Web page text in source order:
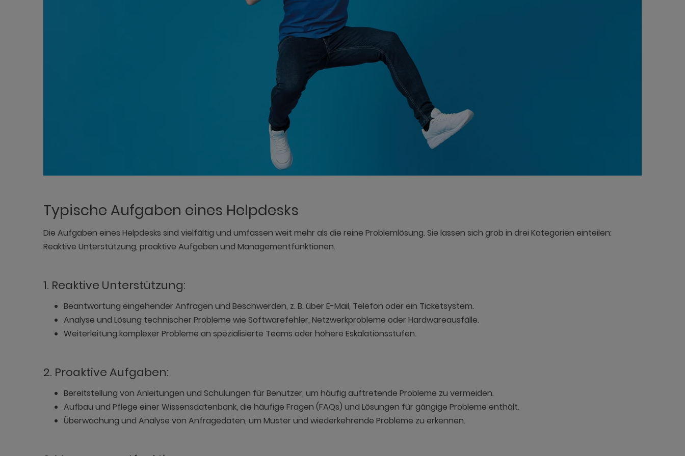
Typische Aufgaben eines Helpdesks
Die Aufgaben eines Helpdesks sind vielfältig und umfassen weit mehr als die reine Problemlösung. Sie lassen sich grob in drei Kategorien einteilen:
Reaktive Unterstützung, proaktive Aufgaben und Managementfunktionen.
1. Reaktive Unterstützung:
Beantwortung eingehender Anfragen und Beschwerden, z. B. über E-Mail, Telefon oder ein Ticketsystem.
Analyse und Lösung technischer Probleme wie Softwarefehler, Netzwerkprobleme oder Hardwareausfälle.
Weiterleitung komplexer Probleme an spezialisierte Teams oder höhere Eskalationsstufen.
2. Proaktive Aufgaben:
Bereitstellung von Anleitungen und Schulungen für Benutzer, um häufig auftretende Probleme zu vermeiden.
Aufbau und Pflege einer Wissensdatenbank, die häufige Fragen (FAQs) und Lösungen für gängige Probleme enthält.
Überwachung und Analyse von Anfragedaten, um Muster und wiederkehrende Probleme zu erkennen.